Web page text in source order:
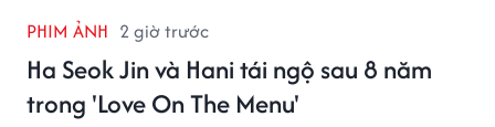
PHIM ẢNH 2 giờ trước
Ha Seok Jin và Hani tái ngộ sau 8 năm
trong 'Love On The Menu'